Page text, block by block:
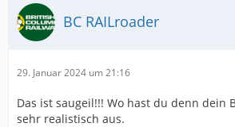
BC RAILroader
29. Januar 2024 um 21:16
Das ist saugeil!!! Wo hast du denn dein
sehr realistisch aus.